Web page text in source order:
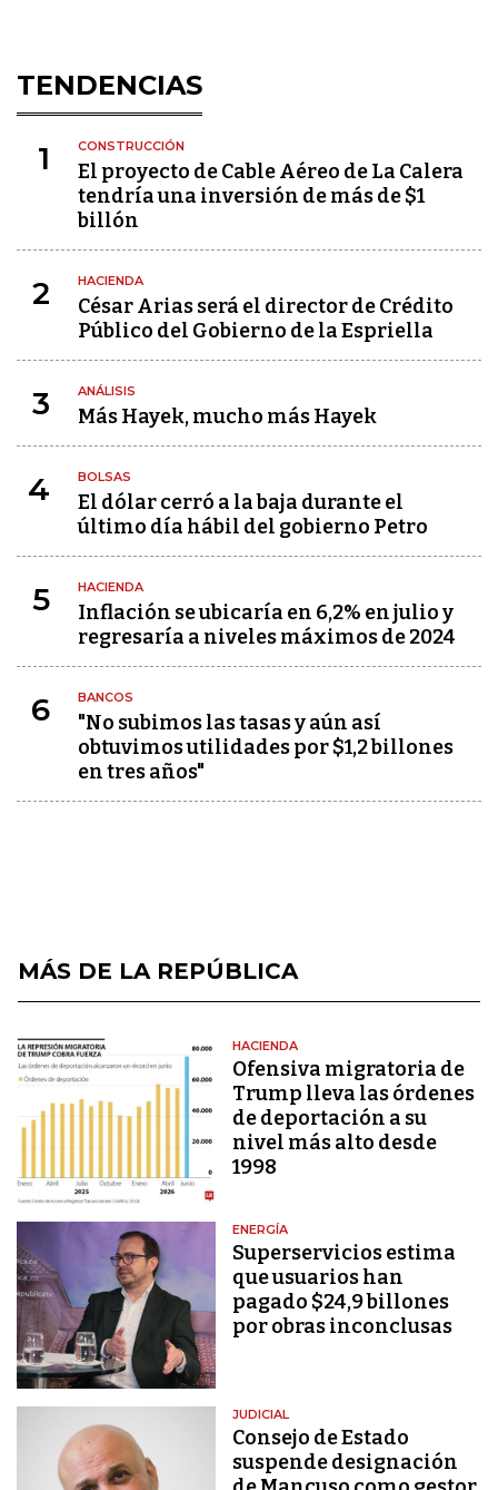
TENDENCIAS
1 CONSTRUCCIÓN
El proyecto de Cable Aéreo de La Calera
tendría una inversión de más de $1
billón
2 HACIENDA
César Arias será el director de Crédito
Público del Gobierno de la Espriella
3 ANÁLISIS
Más Hayek, mucho más Hayek
4 BOLSAS
El dólar cerró a la baja durante el
último día hábil del gobierno Petro
5 HACIENDA
Inflación se ubicaría en 6,2% en julio y
regresaría a niveles máximos de 2024
6 BANCOS
"No subimos las tasas y aún así
obtuvimos utilidades por $1,2 billones
en tres años"
MÁS DE LA REPÚBLICA
HACIENDA
Ofensiva migratoria de
Trump lleva las órdenes
de deportación a su
nivel más alto desde
1998
ENERGÍA
Superservicios estima
que usuarios han
pagado $24,9 billones
por obras inconclusas
JUDICIAL
Consejo de Estado
suspende designación